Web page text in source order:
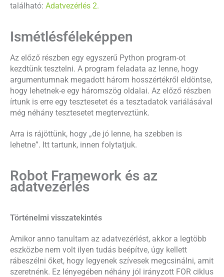
található: Adatvezérlés 2.
Ismétlésféleképpen
Az előző részben egy egyszerű Python program-ot
kezdtünk tesztelni. A program feladata az lenne, hogy
argumentumnak megadott három hosszértékről eldöntse,
hogy lehetnek-e egy háromszög oldalai. Az előző részben
írtunk is erre egy tesztesetet és a tesztadatok variálásával
még néhány tesztesetet megterveztünk.
Arra is rájöttünk, hogy „de jó lenne, ha szebben is
lehetne”. Itt tartunk, innen folytatjuk.
Robot Framework és az
adatvezérlés
Történelmi visszatekintés
Amikor anno tanultam az adatvezérlést, akkor a legtöbb
eszközbe nem volt ilyen tudás beépítve, úgy kellett
rábeszélni őket, hogy legyenek szívesek megcsinálni, amit
szeretnénk. Ez lényegében néhány jól irányzott FOR ciklus